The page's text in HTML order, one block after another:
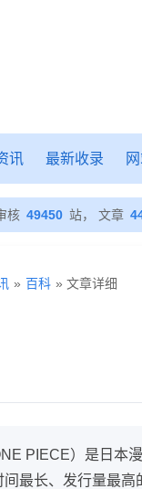
讯 最新收录
核 49450 站， 文章
» 百科 » 文章详细
PIECE）是日本
最长、发行量最高